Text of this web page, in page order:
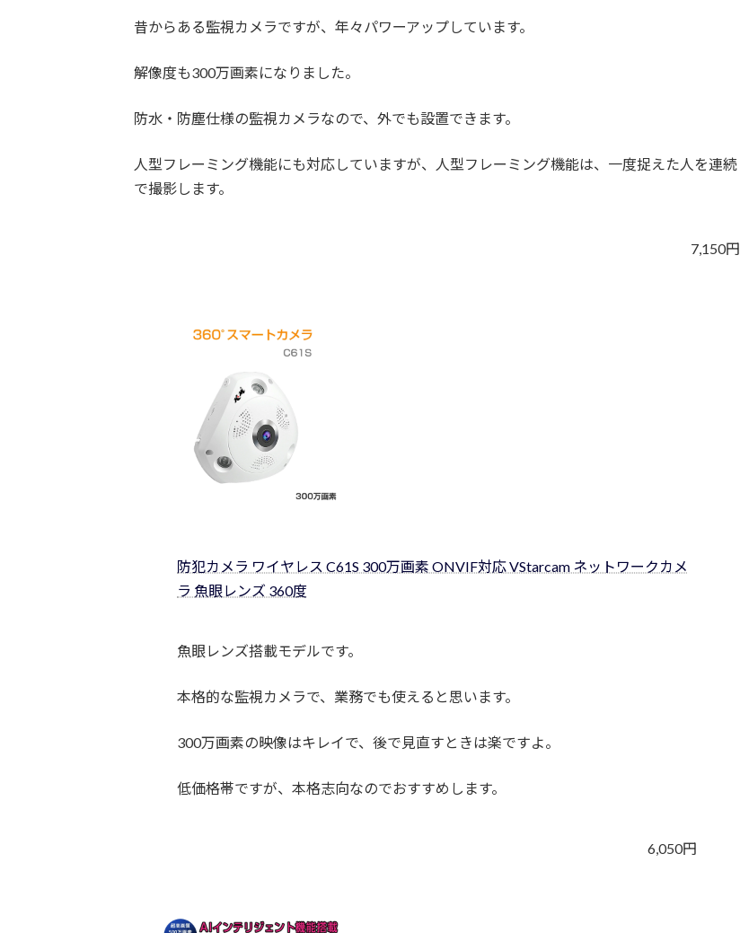
昔からある監視カメラですが、年々パワーアップしています。
解像度も300万画素になりました。
防水・防塵仕様の監視カメラなので、外でも設置できます。
人型フレーミング機能にも対応していますが、人型フレーミング機能は、一度捉えた人を連続
で撮影します。
7,150円
防犯カメラ ワイヤレス C61S 300万画素 ONVIF対応 VStarcam ネットワークカメ
ラ 魚眼レンズ 360度
魚眼レンズ搭載モデルです。
本格的な監視カメラで、業務でも使えると思います。
300万画素の映像はキレイで、後で見直すときは楽ですよ。
低価格帯ですが、本格志向なのでおすすめします。
6,050円